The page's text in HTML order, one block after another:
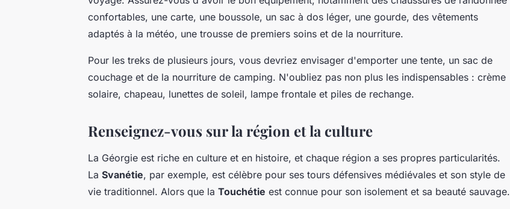
confortables, une carte, une boussole, un sac à dos léger, une gourde, des vêtements
adaptés à la météo, une trousse de premiers soins et de la nourriture.
Pour les treks de plusieurs jours, vous devriez envisager d'emporter une tente, un sac de
couchage et de la nourriture de camping. N'oubliez pas non plus les indispensables : crème
solaire, chapeau, lunettes de soleil, lampe frontale et piles de rechange.
Renseignez-vous sur la région et la culture
La Géorgie est riche en culture et en histoire, et chaque région a ses propres particularités.
La Svanétie, par exemple, est célèbre pour ses tours défensives médiévales et son style de
vie traditionnel. Alors que la Touchétie est connue pour son isolement et sa beauté sauvage.